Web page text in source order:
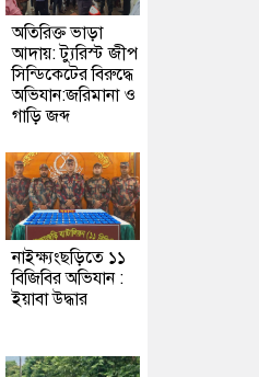
অতিরিক্ত ভাড়া
আদায়: ট্যুরিস্ট জীপ
সিন্ডিকেটের বিরুদ্ধে
অভিযান:জরিমানা ও
গাড়ি জব্দ
নাইক্ষ্যংছড়িতে ১১
বিজিবির অভিযান :
ইয়াবা উদ্ধার